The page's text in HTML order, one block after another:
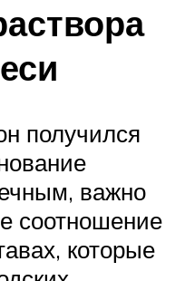
получился
важно
соотношение
которые